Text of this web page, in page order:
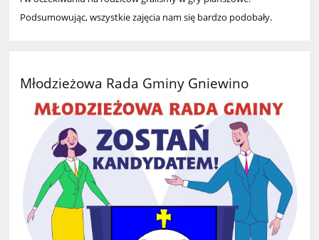
Podsumowując, wszystkie zajęcia nam się bardzo podobały.
Młodzieżowa Rada Gminy Gniewino